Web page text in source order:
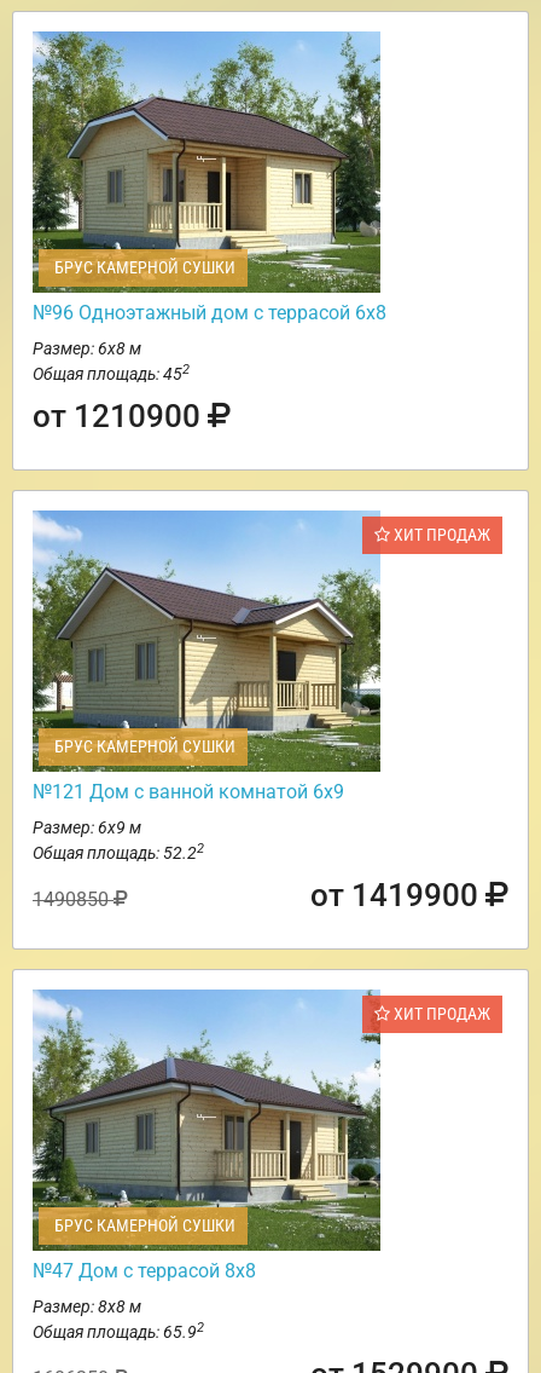
БРУС КАМЕРНОЙ СУШКИ
№96 Одноэтажный дом с террасой 6х8
Размер: 6х8 м
Общая площадь: 452
от 1210900
ХИТ ПРОДАЖ
БРУС КАМЕРНОЙ СУШКИ
№121 Дом с ванной комнатой 6х9
Размер: 6х9 м
Общая площадь: 52.22
1490850 от 1419900
ХИТ ПРОДАЖ
БРУС КАМЕРНОЙ СУШКИ
№47 Дом с террасой 8х8
Размер: 8х8 м
Общая площадь: 65.92